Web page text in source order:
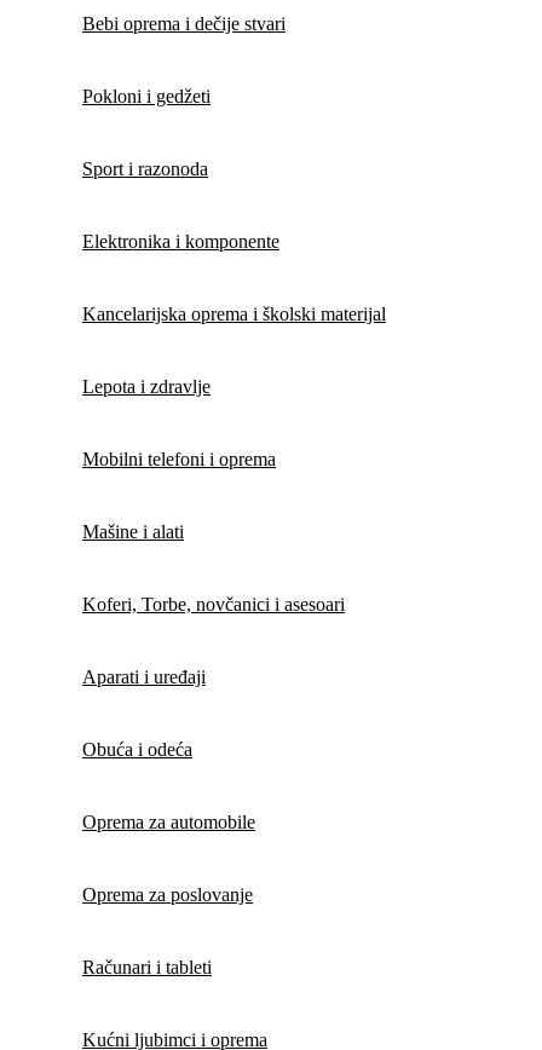
Bebi oprema i dečije stvari
Pokloni i gedžeti
Sport i razonoda
Elektronika i komponente
Kancelarijska oprema i školski materijal
Lepota i zdravlje
Mobilni telefoni i oprema
Mašine i alati
Koferi, Torbe, novčanici i asesoari
Aparati i uređaji
Obuća i odeća
Oprema za automobile
Oprema za poslovanje
Računari i tableti
Kućni ljubimci i oprema